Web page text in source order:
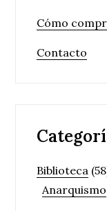
Cómo
Contacto
Biblioteca
Anarquismo